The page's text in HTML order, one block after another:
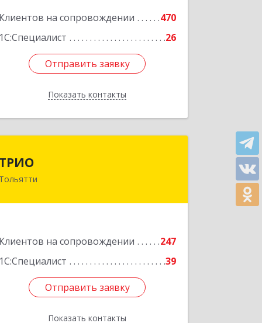
Клиентов на сопровождении
470
1С:Специалист
26
Отправить заявку
Показать контакты
Отправить заявку
Назад
ТРИО
Тольятти
Клиентов на сопровождении
247
1С:Специалист
39
Отправить заявку
Показать контакты
445004, Самарская обл, Тольятти г,
Отправить заявку
Назад